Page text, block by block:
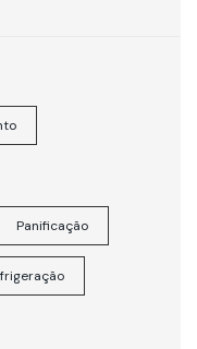
Panificação